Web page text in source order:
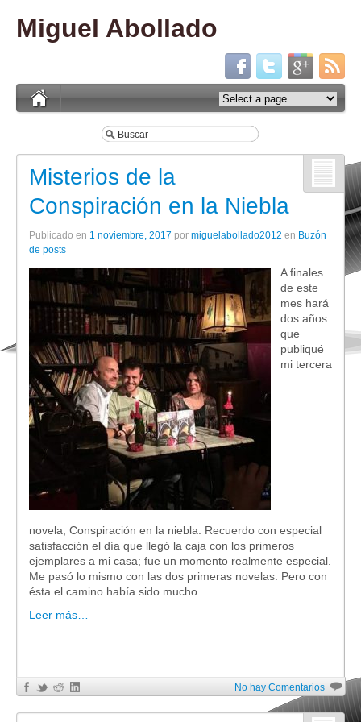
Miguel Abollado
Misterios de la
Conspiración en la Niebla
Publicado en 1 noviembre, 2017 por miguelabollado2012 en Buzón
de posts
A finales
de este
mes hará
dos años
que
publiqué
mi tercera
novela, Conspiración en la niebla. Recuerdo con especial
satisfacción el día que llegó la caja con los primeros
ejemplares a mi casa; fue un momento realmente especial.
Me pasó lo mismo con las dos primeras novelas. Pero con
ésta el camino había sido mucho
Leer más…
No hay Comentarios